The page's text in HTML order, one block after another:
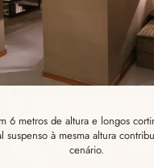
6 metros de altura e longos
suspenso à mesma altura
cenário.